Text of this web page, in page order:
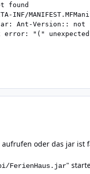
found
INF/
Ant-Version:: not
oder das jar ist
FerienHaus.jar"